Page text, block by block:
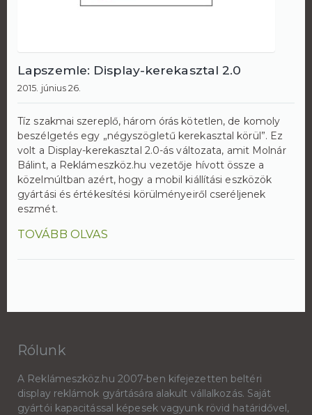
Lapszemle: Display-kerekasztal 2.0
2015. június 26.
Tíz szakmai szereplő, három órás kötetlen, de komoly
beszélgetés egy „négyszögletű kerekasztal körül”. Ez
volt a Display-kerekasztal 2.0-ás változata, amit Molnár
Bálint, a Reklámeszköz.hu vezetője hívott össze a
közelmúltban azért, hogy a mobil kiállítási eszközök
gyártási és értékesítési körülményeiről cseréljenek
eszmét.
TOVÁBB OLVAS
Rólunk
A Reklámeszköz.hu 2007-ben kifejezetten beltéri
display reklámok gyártására alakult vállalkozás. Saját
gyártói kapacitással képesek vagyunk rövid határidővel,